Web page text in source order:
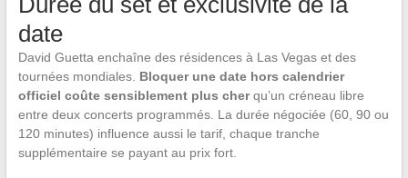
date
David Guetta enchaîne des résidences à Las Vegas et des
tournées mondiales. Bloquer une date hors calendrier
officiel coûte sensiblement plus cherqu’un créneau libre
entre deux concerts programmés. La durée négociée (60, 90 ou
120 minutes) influence aussi le tarif, chaque tranche
supplémentaire se payant au prix fort.